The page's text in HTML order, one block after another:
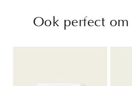
Ook perfect om